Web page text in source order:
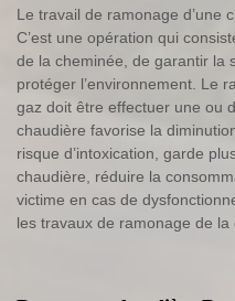
Le travail de ramonage d’une
C’est une opération qui
de la cheminée, de garantir la
protéger l’environnement. Le
gaz doit être effectuer une ou
chaudière favorise la
risque d’intoxication, garde
chaudière, réduire la
victime en cas de
les travaux de ramonage de la